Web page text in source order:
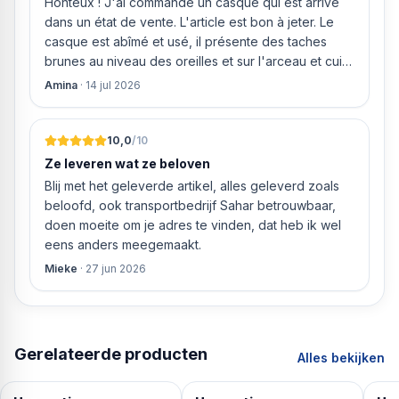
dans un état de vente. L'article est bon à jeter. Le
casque est abîmé et usé, il présente des taches
brunes au niveau des oreilles et sur l'arceau et cuir
qui est craquelé ! Les coussins sont eux « dégonflés
Amina · 14 jul 2026
10,0/10
Ze leveren wat ze beloven
Blij met het geleverde artikel, alles geleverd zoals
beloofd, ook transportbedrijf Sahar betrouwbaar,
doen moeite om je adres te vinden, dat heb ik wel
eens anders meegemaakt.
Mieke · 27 jun 2026
Gerelateerde producten Alles bekijken